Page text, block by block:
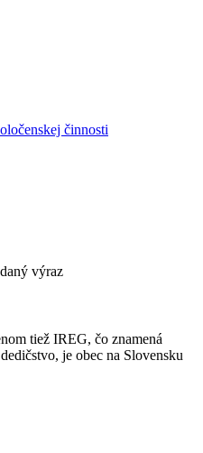
činnosti
výraz
tiež IREG, čo znamená
je obec na Slovensku